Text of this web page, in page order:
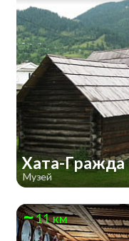
Хата-Гражда
Музей
11 км